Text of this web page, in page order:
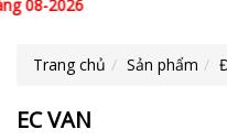
Trang chủ Sản phẩm
EC VAN